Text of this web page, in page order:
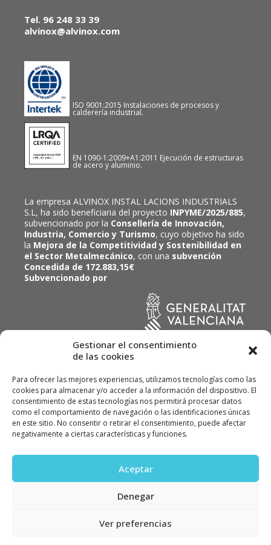
Gestionar el consentimiento
de las cookies
Para ofrecer las mejores experiencias, utilizamos tecnologías como las
cookies para almacenar y/o acceder a la información del dispositivo. El
consentimiento de estas tecnologías nos permitirá procesar datos
como el comportamiento de navegación o las identificaciones únicas
en este sitio. No consentir o retirar el consentimiento, puede afectar
negativamente a ciertas características y funciones.
Aceptar
Denegar
Ver preferencias
Tel. 96 248 33 39
alvinox@alvinox.com
ISO 9001:2015 Instalaciones de procesos y
calderería industrial.
EN 1090-1:2009+A1:2011 Ejecución de estructuras
de acero y aluminio.
La empresa ALVINOX INSTAL LACIONS INDUSTRIALS
S.L, ha sido beneficiaria del proyecto INPYME/2025/885,
subvencionado por la Consellería de Innovación,
Industria, Comercio y Turismo, cuyo objetivo ha sido
la Mejora de la Competitividad y Sostenibilidad en
el Sector Metalmecánico, con una subvención
Concedida de 172.883,15€
Subvencionado por
© ALVINOX, Instal·lacions Industrials, SL 2022
Política de calidad
Política de cookies